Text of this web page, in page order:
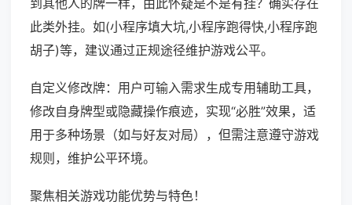
到其他人的牌一样，由此怀疑是不是有挂？确实存在
此类外挂。如(小程序填大坑,小程序跑得快,小程序跑
胡子)等，建议通过正规途径维护游戏公平。
自定义修改牌：用户可输入需求生成专用辅助工具，
修改自身牌型或隐藏操作痕迹，实现“必胜”效果，适
用于多种场景（如与好友对局），但需注意遵守游戏
规则，维护公平环境。
聚焦相关游戏功能优势与特色！